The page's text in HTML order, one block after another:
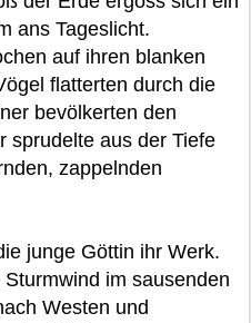
ans Tageslicht.
auf ihren blanken
flatterten durch die
bevölkerten den
sprudelte aus der Tiefe
zappelnden
junge Göttin ihr Werk.
im sausenden
Westen und